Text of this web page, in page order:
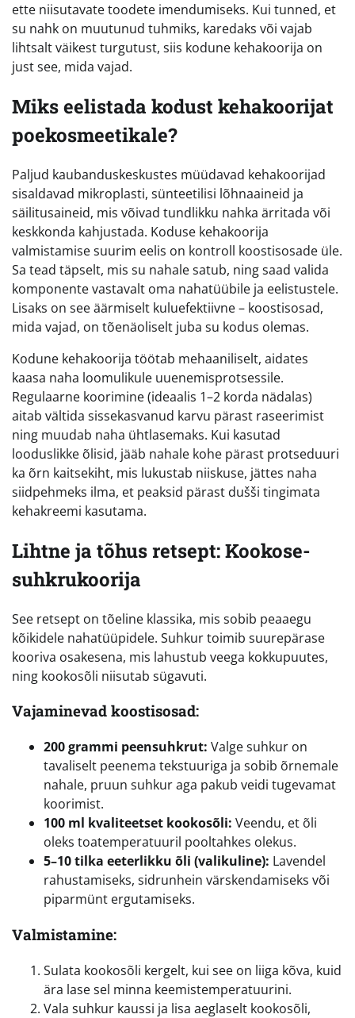
ette niisutavate toodete imendumiseks. Kui tunned, et
su nahk on muutunud tuhmiks, karedaks või vajab
lihtsalt väikest turgutust, siis kodune kehakoorija on
just see, mida vajad.
Miks eelistada kodust kehakoorijat
poekosmeetikale?
Paljud kaubanduskeskustes müüdavad kehakoorijad
sisaldavad mikroplasti, sünteetilisi lõhnaaineid ja
säilitusaineid, mis võivad tundlikku nahka ärritada või
keskkonda kahjustada. Koduse kehakoorija
valmistamise suurim eelis on kontroll koostisosade üle.
Sa tead täpselt, mis su nahale satub, ning saad valida
komponente vastavalt oma nahatüübile ja eelistustele.
Lisaks on see äärmiselt kuluefektiivne – koostisosad,
mida vajad, on tõenäoliselt juba su kodus olemas.
Kodune kehakoorija töötab mehaaniliselt, aidates
kaasa naha loomulikule uuenemisprotsessile.
Regulaarne koorimine (ideaalis 1–2 korda nädalas)
aitab vältida sissekasvanud karvu pärast raseerimist
ning muudab naha ühtlasemaks. Kui kasutad
looduslikke õlisid, jääb nahale kohe pärast protseduuri
ka õrn kaitsekiht, mis lukustab niiskuse, jättes naha
siidpehmeks ilma, et peaksid pärast dušši tingimata
kehakreemi kasutama.
Lihtne ja tõhus retsept: Kookose-
suhkrukoorija
See retsept on tõeline klassika, mis sobib peaaegu
kõikidele nahatüüpidele. Suhkur toimib suurepärase
kooriva osakesena, mis lahustub veega kokkupuutes,
ning kookosõli niisutab sügavuti.
Vajaminevad koostisosad:
200 grammi peensuhkrut: Valge suhkur on
tavaliselt peenema tekstuuriga ja sobib õrnemale
nahale, pruun suhkur aga pakub veidi tugevamat
koorimist.
100 ml kvaliteetset kookosõli: Veendu, et õli
oleks toatemperatuuril pooltahkes olekus.
5–10 tilka eeterlikku õli (valikuline): Lavendel
rahustamiseks, sidrunhein värskendamiseks või
piparmünt ergutamiseks.
Valmistamine:
Sulata kookosõli kergelt, kui see on liiga kõva, kuid
ära lase sel minna keemistemperatuurini.
Vala suhkur kaussi ja lisa aeglaselt kookosõli,